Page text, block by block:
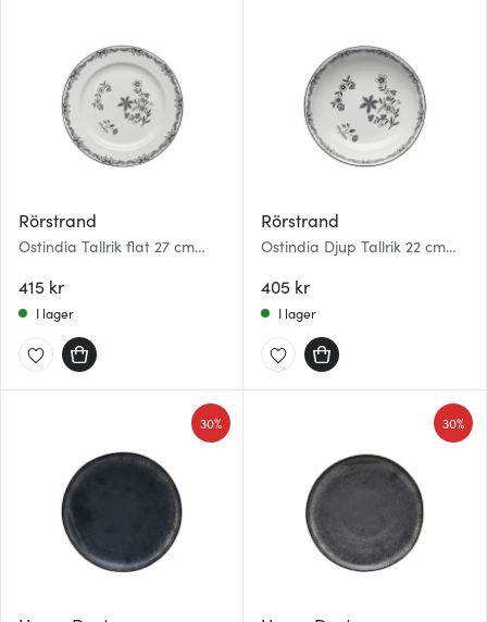
Rörstrand
Ostindia Tallrik flat 27 cm
415 kr
I lager
Rörstrand
Ostindia Djup Tallrik 22 cm
405 kr
I lager
30% 30%